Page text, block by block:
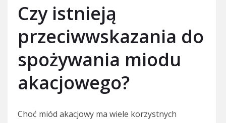
Czy istnieją
przeciwwskazania do
spożywania miodu
akacjowego?
Choć miód akacjowy ma wiele korzystnych